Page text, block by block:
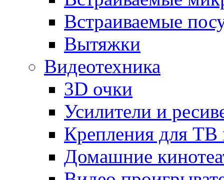
Встраиваемые
Вытяжки
Видеотехника
3D очки
Усилители и
Крепления для ТВ
Домашние